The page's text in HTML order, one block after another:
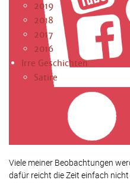
2019
2018
2017
2016
Irre Geschichten
Satire
Viele meiner Beobachtungen
dafür reicht die Zeit einfach